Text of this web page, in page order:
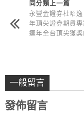
同分類上一篇
永豐金證券杜昭逸
年頂尖證券期貨專
連年全台頂尖獲獎
一般留言
發佈留言